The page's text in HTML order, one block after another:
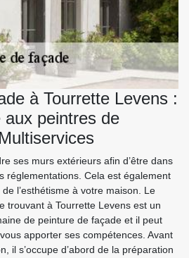
à Tourrette Levens :
peintres de
ses murs extérieurs afin d’être dans
réglementations. Cela est également
l’esthétisme à votre maison. Le
trouvant à Tourrette Levens est un
de peinture de façade et il peut
apporter ses compétences. Avant
il s’occupe d’abord de la préparation